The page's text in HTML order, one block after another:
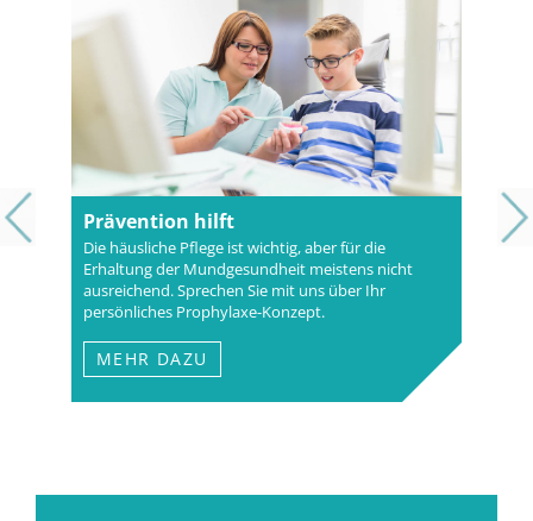
Prävention hilft
Die häusliche Pflege ist wichtig, aber für die
Erhaltung der Mundgesundheit meistens nicht
ausreichend. Sprechen Sie mit uns über Ihr
persönliches Prophylaxe-Konzept.
MEHR DAZU